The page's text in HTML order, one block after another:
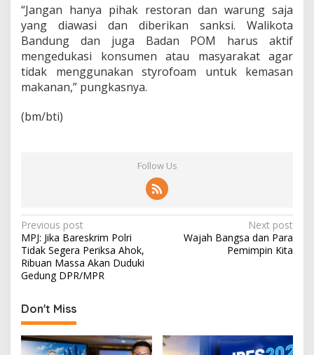
i
“Jangan hanya pihak restoran dan warung saja
yang diawasi dan diberikan sanksi. Walikota
Bandung dan juga Badan POM harus aktif
mengedukasi konsumen atau masyarakat agar
tidak menggunakan styrofoam untuk kemasan
makanan,” pungkasnya.
(bm/bti)
Follow Us
P
o
s
n
a
v
Previous post
MPJ: Jika Bareskrim Polri
Tidak Segera Periksa Ahok,
Ribuan Massa Akan Duduki
Gedung DPR/MPR
Next post
Wajah Bangsa dan Para
Pemimpin Kita
Don't Miss